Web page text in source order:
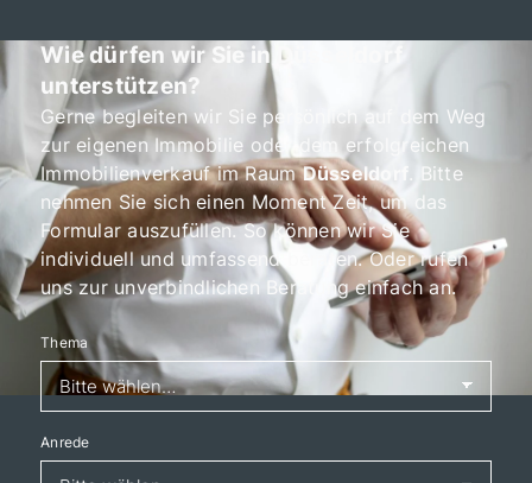
Wie dürfen wir Sie in Düsseldorf
unterstützen?
Gerne begleiten wir Sie persönlich auf dem Weg
zur eigenen Immobilie oder dem erfolgreichen
Immobilienverkauf im RaumDüsseldorf. Bitte
nehmen Sie sich einen Moment Zeit, um das
Formular auszufüllen. So können wir Sie
individuell und umfassend beraten. Oder rufen
uns zur unverbindlichen Beratung einfach an.
Thema
Anrede